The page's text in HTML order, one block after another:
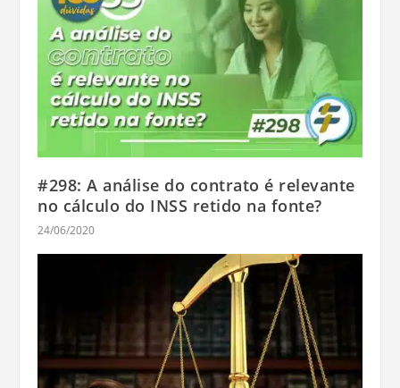
#298: A análise do contrato é relevante
no cálculo do INSS retido na fonte?
24/06/2020